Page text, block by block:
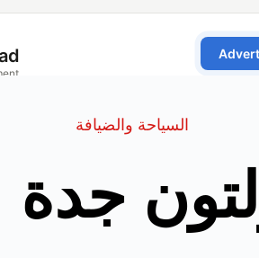
السياحة والضيافة
جدة